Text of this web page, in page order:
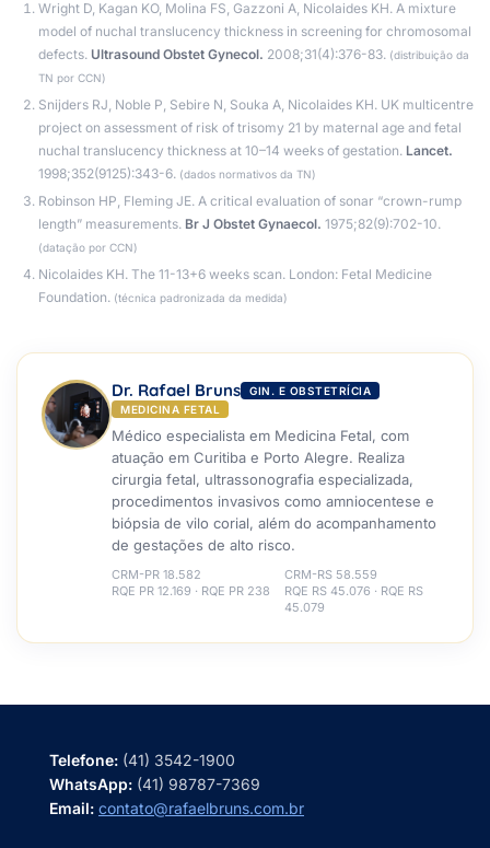
Wright D, Kagan KO, Molina FS, Gazzoni A, Nicolaides KH. A mixture
model of nuchal translucency thickness in screening for chromosomal
defects. Ultrasound Obstet Gynecol. 2008;31(4):376-83. (distribuição da
TN por CCN)
Snijders RJ, Noble P, Sebire N, Souka A, Nicolaides KH. UK multicentre
project on assessment of risk of trisomy 21 by maternal age and fetal
nuchal translucency thickness at 10–14 weeks of gestation. Lancet.
1998;352(9125):343-6. (dados normativos da TN)
Robinson HP, Fleming JE. A critical evaluation of sonar “crown-rump
length” measurements. Br J Obstet Gynaecol. 1975;82(9):702-10.
(datação por CCN)
Nicolaides KH. The 11-13+6 weeks scan. London: Fetal Medicine
Foundation. (técnica padronizada da medida)
Dr. Rafael Bruns
GIN. E OBSTETRÍCIA
MEDICINA FETAL
Médico especialista em Medicina Fetal, com
atuação em Curitiba e Porto Alegre. Realiza
cirurgia fetal, ultrassonografia especializada,
procedimentos invasivos como amniocentese e
biópsia de vilo corial, além do acompanhamento
de gestações de alto risco.
CRM-PR 18.582
RQE PR 12.169 · RQE PR 238
CRM-RS 58.559
RQE RS 45.076 · RQE RS
45.079
Telefone: (41) 3542-1900
WhatsApp: (41) 98787-7369
Email: contato@rafaelbruns.com.br